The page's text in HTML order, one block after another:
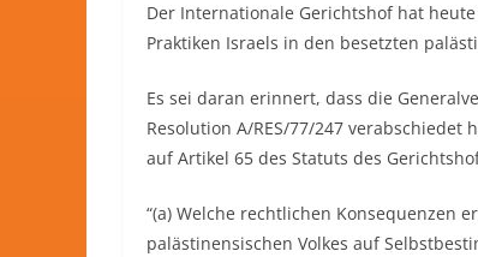
Der Internationale Gerichtshof hat
Praktiken Israels in den besetzten
Es sei daran erinnert, dass die
Resolution A/RES/77/247
auf Artikel 65 des Statuts des
“(a) Welche rechtlichen Konsequenzen
palästinensischen Volkes auf